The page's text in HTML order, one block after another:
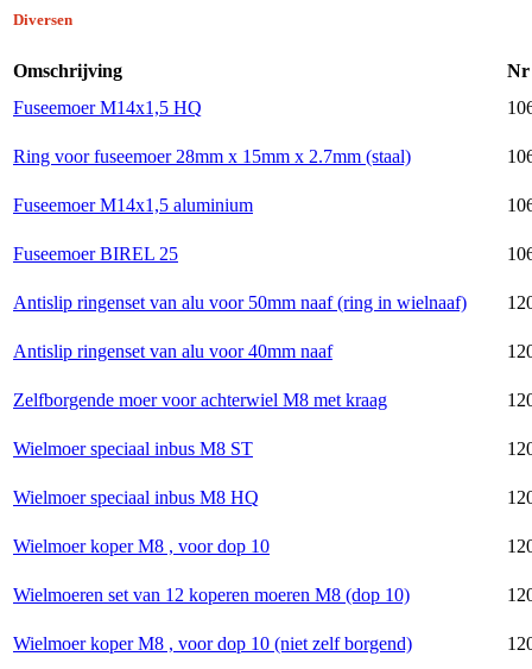
Diversen
Omschrijving
Nr
Fuseemoer M14x1,5 HQ
Ring voor fuseemoer 28mm x 15mm x 2.7mm (staal)
Fuseemoer M14x1,5 aluminium
Fuseemoer BIREL 25
Antislip ringenset van alu voor 50mm naaf (ring in wielnaaf)
Antislip ringenset van alu voor 40mm naaf
Zelfborgende moer voor achterwiel M8 met kraag
Wielmoer speciaal inbus M8 ST
Wielmoer speciaal inbus M8 HQ
Wielmoer koper M8 , voor dop 10
Wielmoeren set van 12 koperen moeren M8 (dop 10)
Wielmoer koper M8 , voor dop 10 (niet zelf borgend)